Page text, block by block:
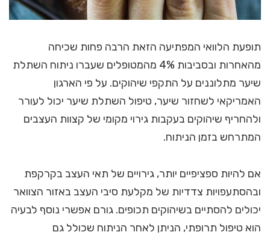
תופעת הלוואי המפתיעה הזאת הרבה פחות שכיחה
מהאחרות ובסביבות 4% מהמטופלים שעברו ניתוח השתלת
שיער מתלוננים על התקפי שיהוקים. על פי הארגון
האמריקאי לשחזור שיער, טיפול השתלת שיער יכול לעורר
ולהחריף שיהוקים בעקבות גירוי מקומי של קצוות העצבים
המתרחש בזמן הניתוח.
אם להיות ספציפיים יותר, גירויים של תאי העצב בקרקפת
ובהסתעפויות צדדיות של מקלעת סיבי העצב באזור הצוואר
יכולים להסתיים בשיהוקים תכופים. גורם אפשרי נוסף לבעיה
הוא טיפול תרופתי, הניתן לאחר הניתוח שכולל גם